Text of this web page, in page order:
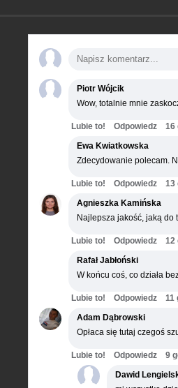
Piotr Wójcik
Wow, totalnie mnie
Lubie to! Odpowiedz
16
Ewa Kwiatkowska
Zdecydowanie polecam.
Lubie to! Odpowiedz
13
Agnieszka Kamińska
Najlepsza jakość, jaką do
Lubie to! Odpowiedz
12
Rafał Jabłoński
W końcu coś, co działa
Lubie to! Odpowiedz
11
Adam Dąbrowski
Opłaca się tutaj czegoś
Lubie to! Odpowiedz
9
Dawid